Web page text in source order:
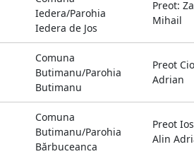
Iedera/Parohia
Iedera de Jos
Preot:
Mihail
Comuna
Butimanu/Parohia
Butimanu
Preot
Adrian
Comuna
Butimanu/Parohia
Bărbuceanca
Preot
Alin